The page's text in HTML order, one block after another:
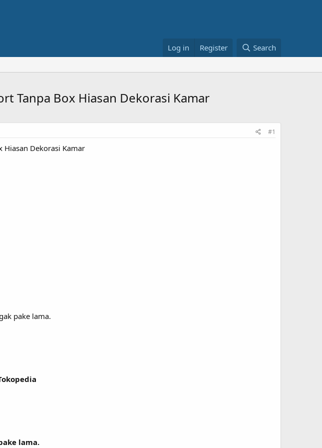
Log in Register Search
Tanpa Box Hiasan Dekorasi Kamar
#1
Dekorasi Kamar
pake lama.
lama.